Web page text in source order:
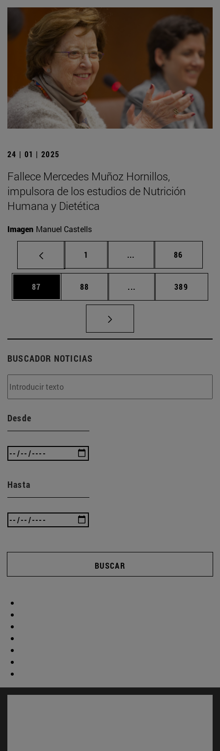
24 | 01 | 2025
Fallece Mercedes Muñoz Hornillos,
impulsora de los estudios de Nutrición
Humana y Dietética
Imagen Manuel Castells
Página
1 ... Páginas intermedias
Página
86
Página
87 Página
88 ... Páginas intermedias
Página
389
BUSCADOR NOTICIAS
Desde
Hasta
BUSCAR